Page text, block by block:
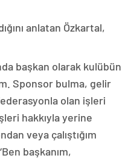
anlatan Özkartal,
başkan olarak kulübün
Sponsor bulma, gelir
olan işleri
hakkıyla yerine
veya çalıştığım
başkanım,